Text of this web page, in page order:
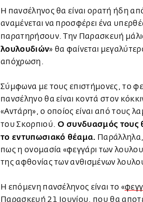
Η πανσέληνος θα είναι ορατή ήδη
αναμένεται να προσφέρει ένα
παρατηρήσουν. Την Παρασκευή
λουλουδιών» θα φαίνεται
απόχρωση.
Σύμφωνα με τους επιστήμονες, το
πανσέληνο θα είναι κοντά στον
«Αντάρη», ο οποίος είναι από τους
του Σκορπιού. Ο συνδυασμός τους
το εντυπωσιακό θέαμα. Παράλληλα,
πως η ονομασία «φεγγάρι των
της αφθονίας των ανθισμένων
Η επόμενη πανσέληνος είναι το «
Παρασκευή 21 Ιουνίου, που θα